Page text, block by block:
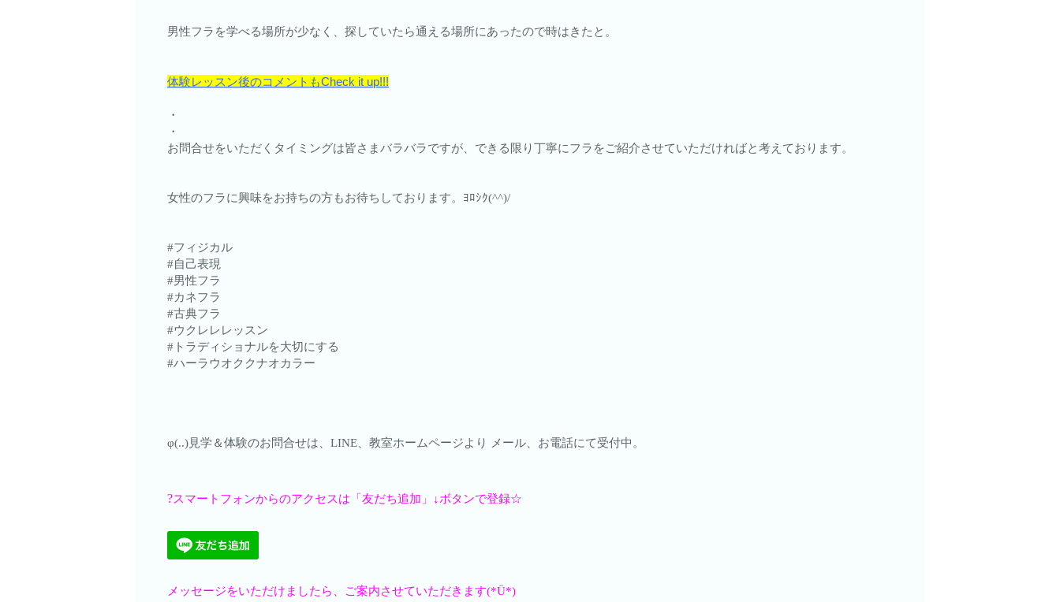
男性フラを学べる場所が少なく、探していたら通える場所にあったので時はきたと。
体験レッスン後のコメントもCheck it up!!!
・
・
お問合せをいただくタイミングは皆さまバラバラですが、できる限り丁寧にフラをご紹介させていただければと考えております。
女性のフラに興味をお持ちの方もお待ちしております。ﾖﾛｼｸ(^^)/
#フィジカル
#自己表現
#男性フラ
#カネフラ
#古典フラ
#ウクレレレッスン
#トラディショナルを大切にする
#ハーラウオククナオカラー
φ(..)見学＆体験のお問合せは、LINE、教室ホームページより メール、お電話にて受付中。
?スマートフォンからのアクセスは「友だち追加」↓ボタンで登録☆
メッセージをいただけましたら、ご案内させていただきます(*Ü*)